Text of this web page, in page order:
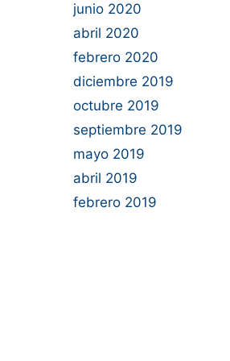
junio 2020
abril 2020
febrero 2020
diciembre 2019
octubre 2019
septiembre 2019
mayo 2019
abril 2019
febrero 2019